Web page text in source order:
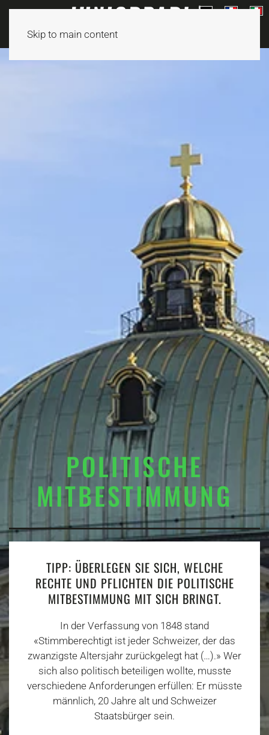
Skip to main content
POLITISCHE
MITBESTIMMUNG
TIPP: ÜBERLEGEN SIE SICH, WELCHE
RECHTE UND PFLICHTEN DIE POLITISCHE
MITBESTIMMUNG MIT SICH BRINGT.
In der Verfassung von 1848 stand
«Stimmberechtigt ist jeder Schweizer, der das
zwanzigste Altersjahr zurückgelegt hat (…).» Wer
sich also politisch beteiligen wollte, musste
verschiedene Anforderungen erfüllen: Er müsste
männlich, 20 Jahre alt und Schweizer
Staatsbürger sein.